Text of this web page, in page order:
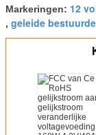
Markeringen: 12
, geleide